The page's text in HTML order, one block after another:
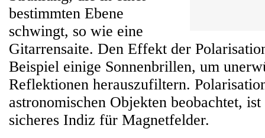
bestimmten Ebene
schwingt, so wie eine
Gitarrensaite. Den Effekt der
Beispiel einige Sonnenbrillen, um
Reflektionen herauszufiltern.
astronomischen Objekten beobachtet,
sicheres Indiz für Magnetfelder.